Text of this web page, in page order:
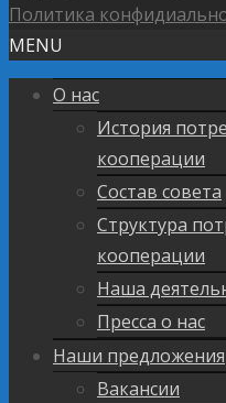
Политика
MENU
О нас
История
кооперации
Состав совета
Структура
кооперации
Наша
Пресса о нас
Наши предложения
Вакансии